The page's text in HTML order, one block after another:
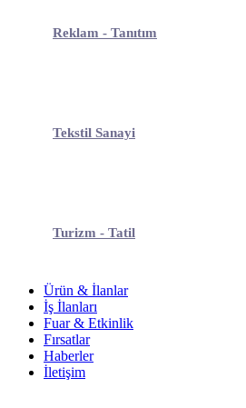
Reklam - Tanıtım
Tekstil Sanayi
Turizm - Tatil
Ürün & İlanlar
İş İlanları
Fuar & Etkinlik
Fırsatlar
Haberler
İletişim